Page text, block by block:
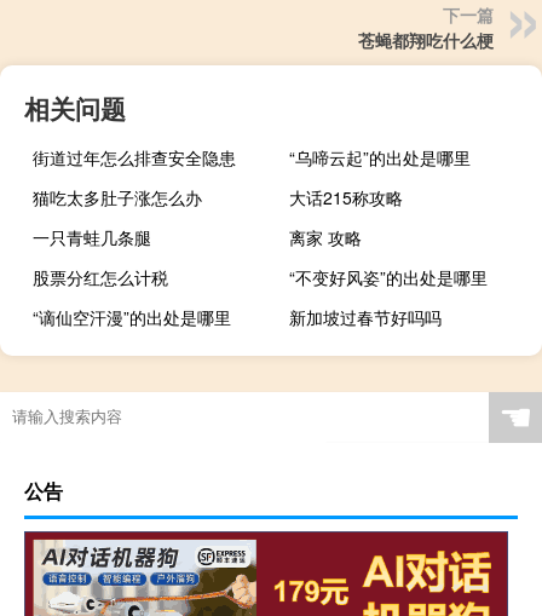
下一篇
苍蝇都翔吃什么梗
相关问题
街道过年怎么排查安全隐患
“乌啼云起”的出处是哪里
猫吃太多肚子涨怎么办
大话215称攻略
一只青蛙几条腿
离家 攻略
股票分红怎么计税
“不变好风姿”的出处是哪里
“谪仙空汗漫”的出处是哪里
新加坡过春节好吗吗
☚
公告